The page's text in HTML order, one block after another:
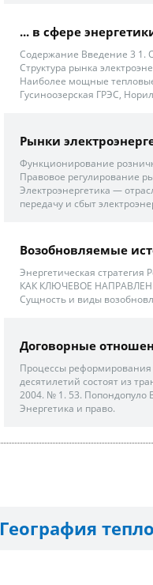
... в сфере
Содержание Введение 3 1.
Структура рынка
Наиболее мощные
Гусиноозерская ГРЭС,
Рынки
Функционирование
Правовое регулирование
Электроэнергетика —
передачу и сбыт
Возобновляемые
Энергетическая
КАК КЛЮЧЕВОЕ
Сущность и виды
Договорные
Процессы реформирования
десятилетий состоят из
2004. № 1. 53. Попондопуло
Энергетика и право.
География